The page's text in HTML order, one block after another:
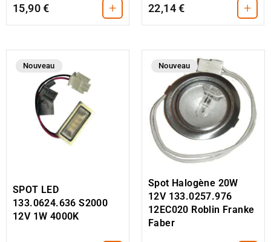
15,90 € + 22,14 € +
Nouveau
SPOT LED
133.0624.636 S2000
12V 1W 4000K
Nouveau
Spot Halogène 20W
12V 133.0257.976
12EC020 Roblin Franke
Faber